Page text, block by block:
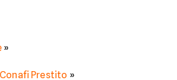
»
Prestito »